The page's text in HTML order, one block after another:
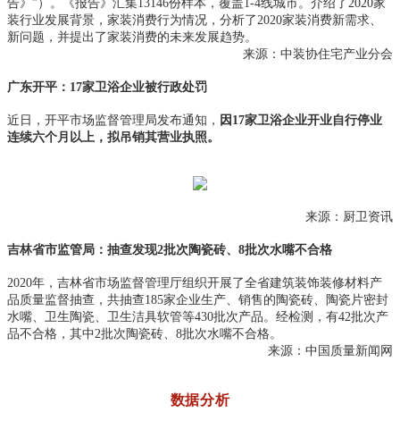
告》”）。《报告》汇集13146份样本，覆盖1-4线城市。介绍了2020家
装行业发展背景，家装消费行为情况，分析了2020家装消费新需求、
新问题，并提出了家装消费的未来发展趋势。
来源：中装协住宅产业分会
广东开平：17家卫浴企业被行政处罚
近日，开平市场监督管理局发布通知， 因17家卫浴企业开业自行停业
连续六个月以上，拟吊销其营业执照。
来源：厨卫资讯
吉林省市监管局：抽查发现2批次陶瓷砖、8批次水嘴不合格
2020年，吉林省市场监督管理厅组织开展了全省建筑装饰装修材料产
品质量监督抽查，共抽查185家企业生产、销售的陶瓷砖、陶瓷片密封
水嘴、卫生陶瓷、卫生洁具软管等430批次产品。经检测，有42批次产
品不合格，其中2批次陶瓷砖、8批次水嘴不合格。
来源：中国质量新闻网
数据分析